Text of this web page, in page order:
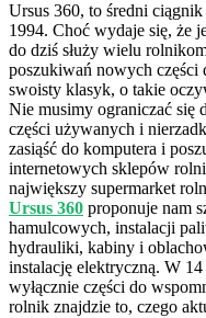
Ursus 360, to średni
1994. Choć wydaje się, że
do dziś służy wielu
poszukiwań nowych części
swoisty klasyk, o takie
Nie musimy ograniczać się
części używanych i
zasiąść do komputera i
internetowych sklepów
największy supermarket
Ursus 360 proponuje nam
hamulcowych, instalacji
hydrauliki, kabiny i
instalację elektryczną. W
wyłącznie części do
rolnik znajdzie to, czego